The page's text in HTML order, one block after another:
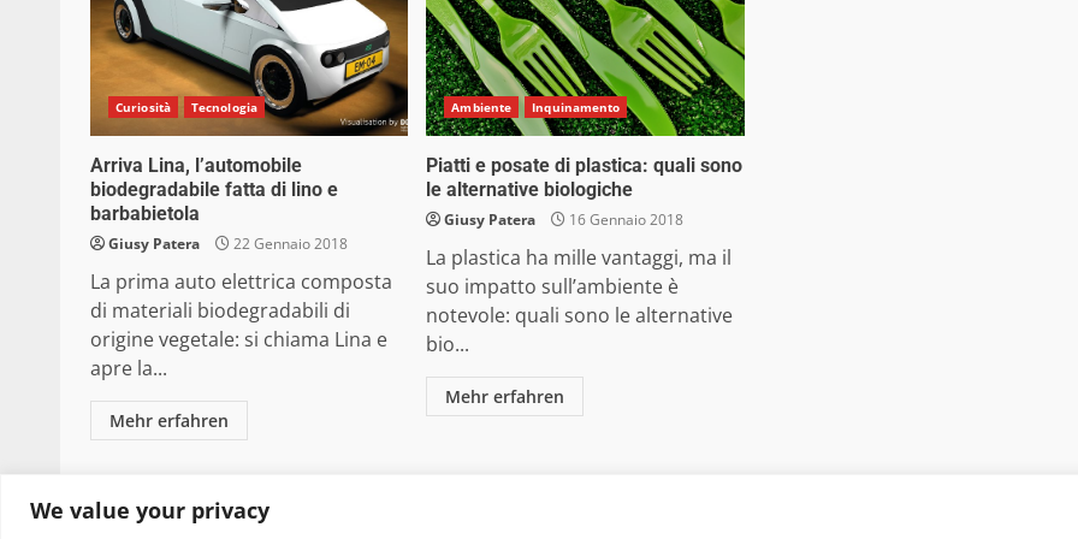
We value your privacy
Curiosità Tecnologia
Arriva Lina, l’automobile
biodegradabile fatta di lino e
barbabietola
Giusy Patera 22 Gennaio 2018
La prima auto elettrica composta
di materiali biodegradabili di
origine vegetale: si chiama Lina e
apre la...
Mehr erfahren
Ambiente Inquinamento
Piatti e posate di plastica: quali sono
le alternative biologiche
Giusy Patera 16 Gennaio 2018
La plastica ha mille vantaggi, ma il
suo impatto sull’ambiente è
notevole: quali sono le alternative
bio...
Mehr erfahren
Copyright © 2025 Biopianeta.it proprietà di Jws Media Srl - Via Cavour 310 - 00184 Roma - P.Iva
quanto viene aggiornato senza alcuna periodicità. Non può pertanto considerarsi un prodotto editoriale ai